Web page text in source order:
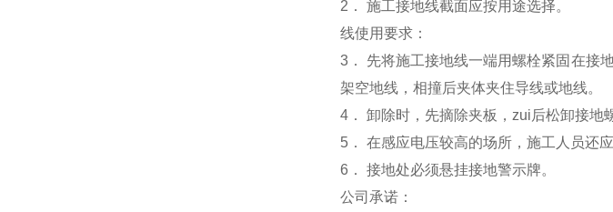
2． 施工接地线截面应按用途选择。
线使用要求：
3． 先将施工接地线一端用螺栓紧固在接
架空地线，相撞后夹体夹住导线或地线。
4． 卸除时，先摘除夹板，zui后松卸接地
5． 在感应电压较高的场所，施工人员还应
6． 接地处必须悬挂接地警示牌。
公司承诺：